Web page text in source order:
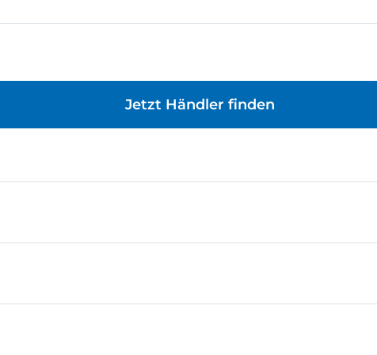
Jetzt Händler finden